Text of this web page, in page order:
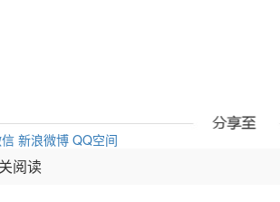
新浪微博 QQ空间
阅读